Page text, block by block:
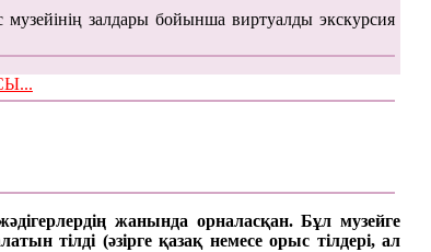
залдары бойынша виртуалды экскурсия
жанында орналасқан. Бұл музейге
тілді (әзірге қазақ немесе орыс тілдері, ал